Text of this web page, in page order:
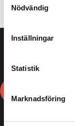
Nödvändig
Inställningar
Statistik
Marknadsföring
3